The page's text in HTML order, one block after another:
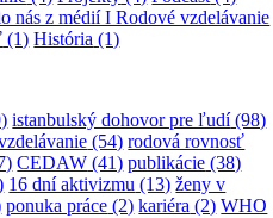
nás z médií I Rodové vzdelávanie
(1) História (1)
istanbulský dohovor pre ľudí(98)
(54) rodová rovnosť
CEDAW (41) publikácie (38)
16 dní aktivizmu (13) ženy v
ponuka práce (2) kariéra (2) WHO